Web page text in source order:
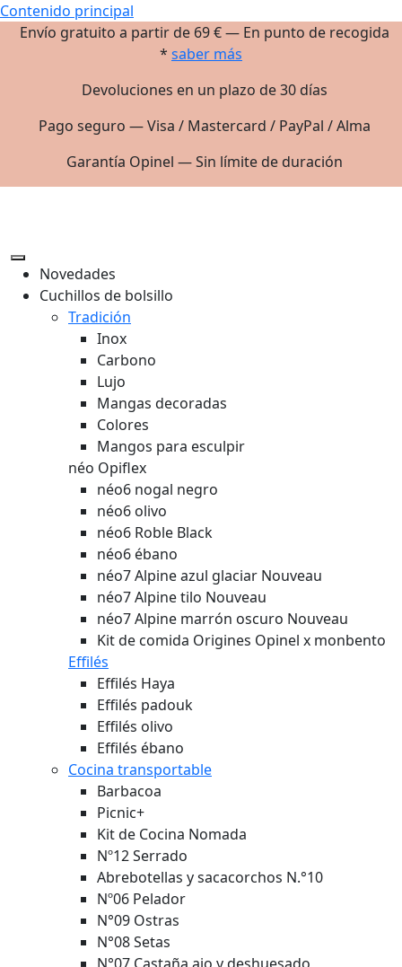
Contenido principal
Envío gratuito a partir de 69 € — En punto de recogida
* saber más
Devoluciones en un plazo de 30 días
Pago seguro — Visa / Mastercard / PayPal / Alma
Garantía Opinel — Sin límite de duración
Novedades
Cuchillos de bolsillo
Tradición
Inox
Carbono
Lujo
Mangas decoradas
Colores
Mangos para esculpir
néo Opiflex
néo6 nogal negro
néo6 olivo
néo6 Roble Black
néo6 ébano
néo7 Alpine azul glaciar Nouveau
néo7 Alpine tilo Nouveau
néo7 Alpine marrón oscuro Nouveau
Kit de comida Origines Opinel x monbento
Effilés
Effilés Haya
Effilés padouk
Effilés olivo
Effilés ébano
Cocina transportable
Barbacoa
Picnic+
Kit de Cocina Nomada
Nº12 Serrado
Abrebotellas y sacacorchos N.°10
Nº06 Pelador
N°09 Ostras
N°08 Setas